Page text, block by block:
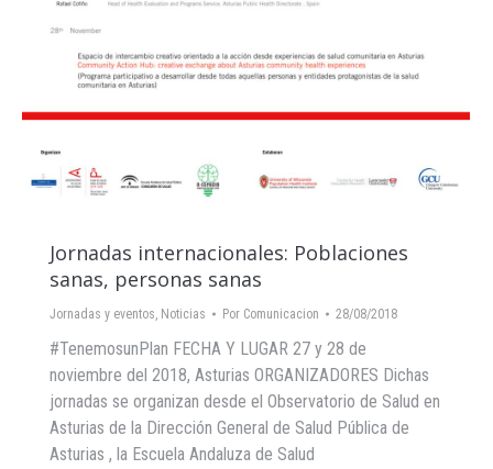
Jornadas internacionales: Poblaciones
sanas, personas sanas
Jornadas y eventos, Noticias Por Comunicacion 28/08/2018
#TenemosunPlan FECHA Y LUGAR 27 y 28 de
noviembre del 2018, Asturias ORGANIZADORES Dichas
jornadas se organizan desde el Observatorio de Salud en
Asturias de la Dirección General de Salud Pública de
Asturias , la Escuela Andaluza de Salud